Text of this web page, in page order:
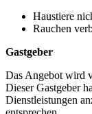
Haustiere
Rauchen
Gastgeber
Das Angebot wird
Dieser Gastgeber
Dienstleistungen